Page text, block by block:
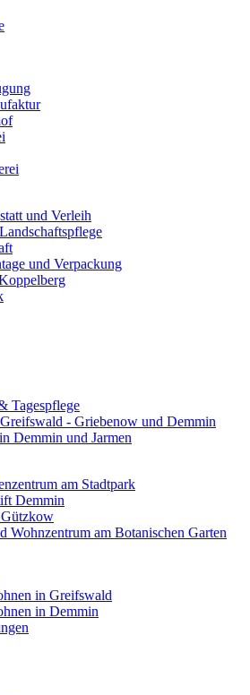
und Verleih
und Verpackung
Tagespflege
- Griebenow und Demmin
Demmin und Jarmen
am Stadtpark
Demmin
Wohnzentrum am Botanischen Garten
in Greifswald
in Demmin